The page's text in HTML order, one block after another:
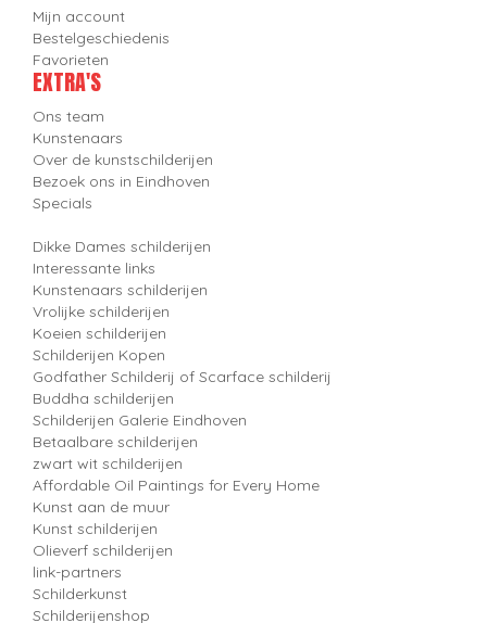
Mijn account
Bestelgeschiedenis
Favorieten
EXTRA'S
Ons team
Kunstenaars
Over de kunstschilderijen
Bezoek ons in Eindhoven
Specials
Dikke Dames schilderijen
Interessante links
Kunstenaars schilderijen
Vrolijke schilderijen
Koeien schilderijen
Schilderijen Kopen
Godfather Schilderij of Scarface schilderij
Buddha schilderijen
Schilderijen Galerie Eindhoven
Betaalbare schilderijen
zwart wit schilderijen
Affordable Oil Paintings for Every Home
Kunst aan de muur
Kunst schilderijen
Olieverf schilderijen
link-partners
Schilderkunst
Schilderijenshop